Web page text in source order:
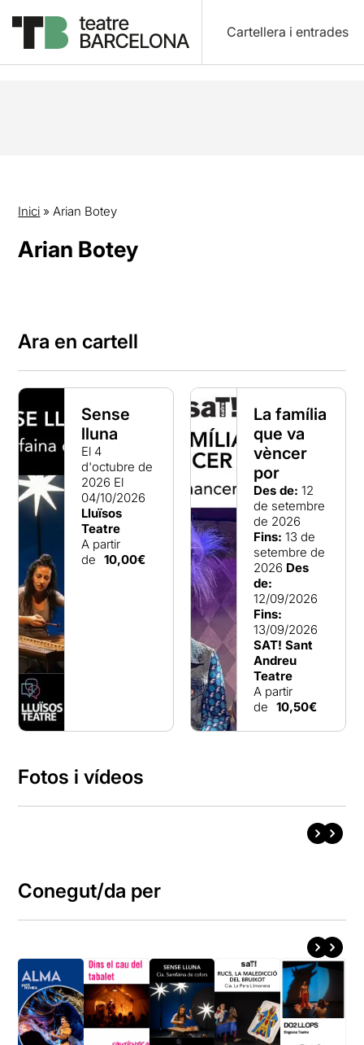
Cartellera i entrades
Inici »Arian Botey
Arian Botey
Ara en cartell
Sense
lluna
El 4
d'octubre de
2026 El
04/10/2026
Lluïsos
Teatre
A partir
de 10,00€
La família
que va
vèncer
por
Des de: 12
de setembre
de 2026
Fins: 13 de
setembre de
2026 Des
de:
12/09/2026
Fins:
13/09/2026
SAT! Sant
Andreu
Teatre
A partir
de 10,50€
Fotos i vídeos
Conegut/da per